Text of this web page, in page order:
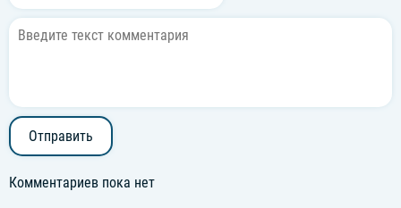
Отправить
Комментариев пока нет